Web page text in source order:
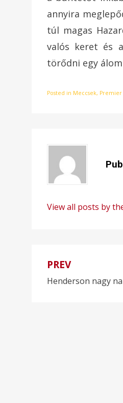
annyira
túl magas
valós keret és
törődni egy
Posted in Meccsek, Premier
View all posts by
Bejegyzés
navigáció
PREV
Henderson nagy